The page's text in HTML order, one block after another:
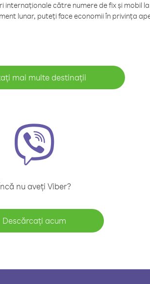
către numere de fix și mobil
lunar, puteți face economii în privința
mai multe destinații
nu aveți Viber?
Descărcați acum